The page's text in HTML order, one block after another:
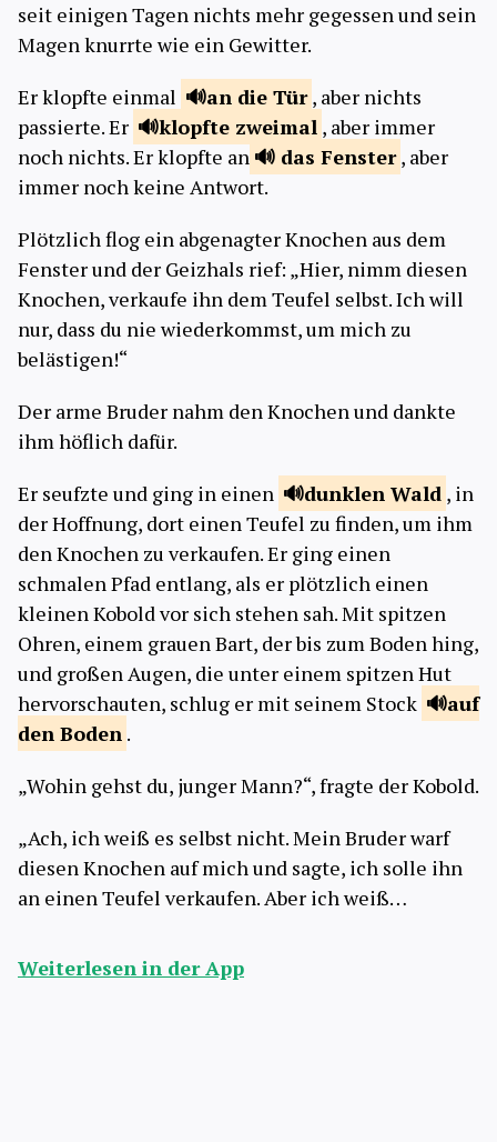
seit einigen Tagen nichts mehr gegessen und sein
Magen knurrte wie ein Gewitter.
Er klopfte einmal
an die Tür , aber nichts
passierte. Er
klopfte zweimal , aber immer
noch nichts. Er klopfte an
das Fenster , aber
immer noch keine Antwort.
Plötzlich flog ein abgenagter Knochen aus dem
Fenster und der Geizhals rief: „Hier, nimm diesen
Knochen, verkaufe ihn dem Teufel selbst. Ich will
nur, dass du nie wiederkommst, um mich zu
belästigen!“
Der arme Bruder nahm den Knochen und dankte
ihm höflich dafür.
Er seufzte und ging in einen
dunklen Wald , in
der Hoffnung, dort einen Teufel zu finden, um ihm
den Knochen zu verkaufen. Er ging einen
schmalen Pfad entlang, als er plötzlich einen
kleinen Kobold vor sich stehen sah. Mit spitzen
Ohren, einem grauen Bart, der bis zum Boden hing,
und großen Augen, die unter einem spitzen Hut
hervorschauten, schlug er mit seinem Stock
auf
den Boden .
„Wohin gehst du, junger Mann?“, fragte der Kobold.
„Ach, ich weiß es selbst nicht. Mein Bruder warf
diesen Knochen auf mich und sagte, ich solle ihn
an einen Teufel verkaufen. Aber ich weiß…
Weiterlesen in der App